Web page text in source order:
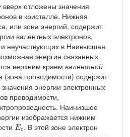
вверх отложены значения
в кристалле. Нижняя
или зона энергий, содержит
валентных электронов,
неучаствующих в Наивысшая
энергия связанных
верхним краем валентной
(зона проводимости) содержит
энергии электронных
проводимости,
Наинизшее
изображается нижним
Ec
Ec. В этой зоне электрон